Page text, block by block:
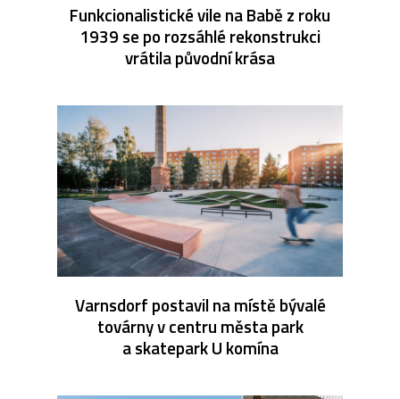
Funkcionalistické vile na Babě z roku
1939 se po rozsáhlé rekonstrukci
vrátila původní krása
Varnsdorf postavil na místě bývalé
továrny v centru města park
a skatepark U komína